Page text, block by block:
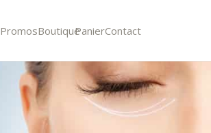
PromosBoutiquePanierContact